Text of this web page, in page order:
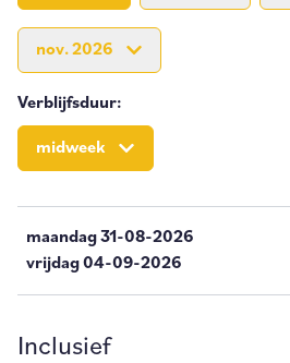
Op de eerste verdieping bevinden
De eerste slaapkamer heeft een
onderschuifbed ingericht. Een van
flatscreen-tv. Op deze verdieping
het tweede toilet.
accommodatie is voorzien van
nov. 2026
Verblijfsduur:
midweek
maandag 31-08-2026
vrijdag 04-09-2026
Inclusief